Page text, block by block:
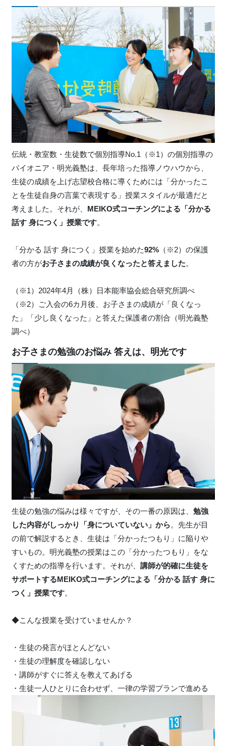
伝統・教室数・生徒数で個別指導No.1（※1）の個別指導の
パイオニア・明光義塾は、長年培った指導ノウハウから、
生徒の成績を上げ志望校合格に導くためには「分かったこ
とを生徒自身の言葉で表現する」授業スタイルが最適だと
考えました。それが、 MEIKO式コーチングによる「分かる
話す 身につく」授業です。
「分かる 話す 身につく」授業を始めた92%（※2）の保護
者の方がお子さまの成績が良くなったと答えました。
（※1）2024年4月（株）日本能率協会総合研究所調べ
（※2）ご入会の6カ月後、お子さまの成績が「良くなっ
た」「少し良くなった」と答えた保護者の割合（明光義塾
調べ）
お子さまの勉強のお悩み 答えは、明光です
生徒の勉強の悩みは様々ですが、その一番の原因は、 勉強
した内容がしっかり「身についていない」から。先生が目
の前で解説するとき、生徒は「分かったつもり」に陥りや
すいもの。明光義塾の授業はこの「分かったつもり」をな
くすための指導を行います。それが、 講師が的確に生徒を
サポートするMEIKO式コーチングによる「分かる 話す 身に
つく」授業です。
◆こんな授業を受けていませんか？
・生徒の発言がほとんどない
・生徒の理解度を確認しない
・講師がすぐに答えを教えてあげる
・生徒一人ひとりに合わせず、一律の学習プランで進める